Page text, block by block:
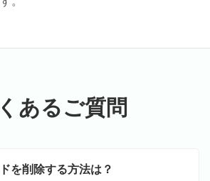
あるご質問
を削除する方法は？